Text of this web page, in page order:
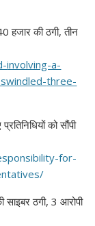
हजार की ठगी, तीन
involving-a-
three-
को सौंपी
for-
ठगी, 3 आरोपी